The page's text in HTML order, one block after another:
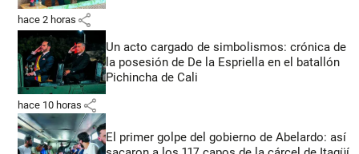
hace 2 horas share
Un acto cargado de simbolismos: crónica de
la posesión de De la Espriella en el batallón
Pichincha de Cali
hace 10 horas share
El primer golpe del gobierno de Abelardo: así